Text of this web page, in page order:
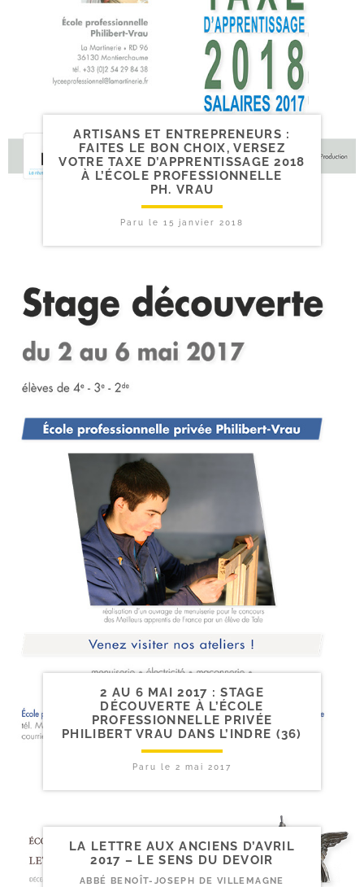
ARTISANS ET ENTREPRENEURS :
FAITES LE BON CHOIX, VERSEZ
VOTRE TAXE D’APPRENTISSAGE 2018
À L’ÉCOLE PROFESSIONNELLE
PH. VRAU
Paru le 15 janvier 2018
2 AU 6 MAI 2017 : STAGE
DÉCOUVERTE À L’ÉCOLE
PROFESSIONNELLE PRIVÉE
PHILIBERT VRAU DANS L’INDRE (36)
Paru le 2 mai 2017
LA LETTRE AUX ANCIENS D’AVRIL
2017 – LE SENS DU DEVOIR
ABBÉ BENOÎT-JOSEPH DE VILLEMAGNE